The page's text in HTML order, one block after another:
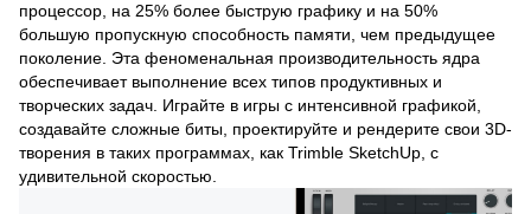
процессор, на 25% более быструю графику и на 50%
большую пропускную способность памяти, чем предыдущее
поколение. Эта феноменальная производительность ядра
обеспечивает выполнение всех типов продуктивных и
творческих задач. Играйте в игры с интенсивной графикой,
создавайте сложные биты, проектируйте и рендерите свои 3D-
творения в таких программах, как Trimble SketchUp, с
удивительной скоростью.